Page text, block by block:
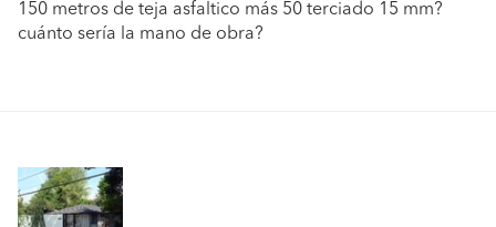
150 metros de teja asfaltico más 50 terciado 15 mm?
cuánto sería la mano de obra?